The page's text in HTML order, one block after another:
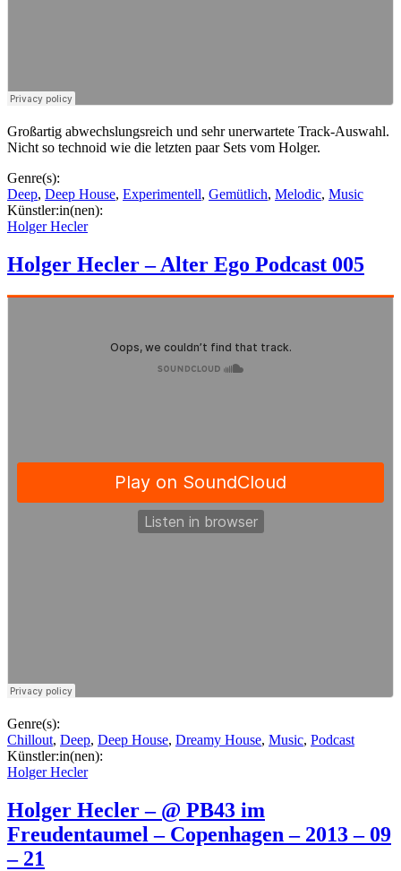
Großartig abwechslungsreich und sehr unerwartete Track-Auswahl.
Nicht so technoid wie die letzten paar Sets vom Holger.
Genre(s):
Deep, Deep House, Experimentell, Gemütlich, Melodic, Music
Künstler:in(nen):
Holger Hecler
Holger Hecler – Alter Ego Podcast 005
Genre(s):
Chillout, Deep, Deep House, Dreamy House, Music, Podcast
Künstler:in(nen):
Holger Hecler
Holger Hecler – @ PB43 im
Freudentaumel – Copenhagen – 2013 – 09
– 21